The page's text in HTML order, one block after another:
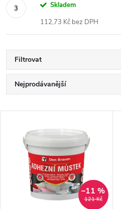
Skladem
112,73 Kč bez DPH
Filtrovat
Ř
a
Nejprodávanější
Abecedně
121 Kč
–11 %